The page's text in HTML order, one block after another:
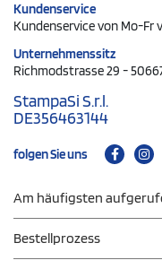
Kundenservice
Kundenservice von Mo-Fr
Unternehmenssitz
Richmodstrasse 29 -
StampaSi S.r.l.
DE356463144
folgen Sie uns
Am häufigsten
Bestellprozess